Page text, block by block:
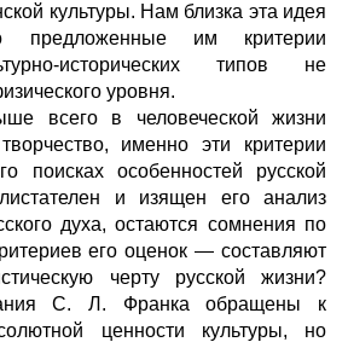
культуры. Нам близка эта идея
предложенные им критерии
исторических типов не
уровня.
всего в человеческой жизни
именно эти критерии
поисках особенностей русской
и изящен его анализ
духа, остаются сомнения по
его оценок — составляют
черту русской жизни?
С. Л. Франка обращены к
ценности культуры, но